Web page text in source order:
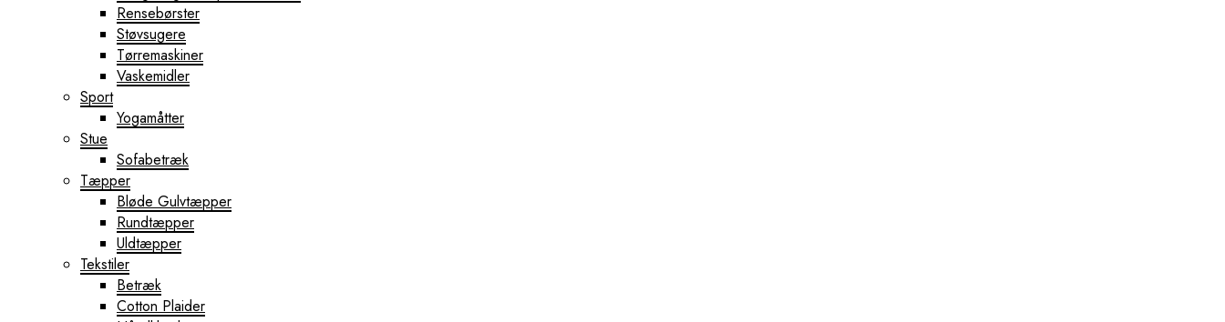
Rensebørster
Støvsugere
Tørremaskiner
Vaskemidler
Sport
Yogamåtter
Stue
Sofabetræk
Tæpper
Bløde Gulvtæpper
Rundtæpper
Uldtæpper
Tekstiler
Betræk
Cotton Plaider